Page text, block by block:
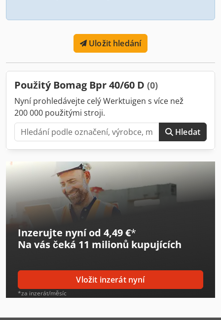
Uložit hledání
Použitý Bomag Bpr 40/60 D (0)
Nyní prohledávejte celý Werktuigen s více než
200 000 použitými stroji.
Hledat
Inzerujte nyní od 4,49 €*
Na vás čeká 11 milionů kupujících
Vložit inzerát nyní
*za inzerát/měsíc